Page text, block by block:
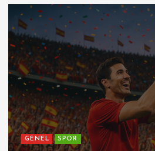
GENEL SPOR